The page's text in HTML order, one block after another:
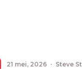
21 mei, 2026 · Steve